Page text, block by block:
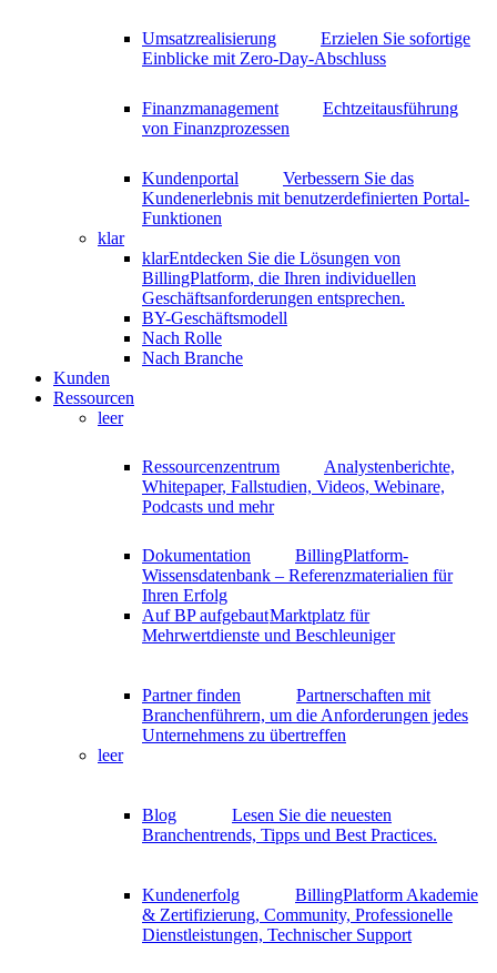
Umsatzrealisierung
Erzielen Sie sofortige
Einblicke mit Zero-Day-Abschluss
Finanzmanagement
Echtzeitausführung
von Finanzprozessen
Kundenportal
Verbessern Sie das
Kundenerlebnis mit benutzerdefinierten Portal-
Funktionen
klar
klarEntdecken Sie die Lösungen von
BillingPlatform, die Ihren individuellen
Geschäftsanforderungen entsprechen.
BY-Geschäftsmodell
Nach Rolle
Nach Branche
Kunden
Ressourcen
leer
Ressourcenzentrum
Analystenberichte,
Whitepaper, Fallstudien, Videos, Webinare,
Podcasts und mehr
Dokumentation
BillingPlatform-
Wissensdatenbank – Referenzmaterialien für
Ihren Erfolg
Auf BP aufgebautMarktplatz für
Mehrwertdienste und Beschleuniger
Partner finden
Partnerschaften mit
Branchenführern, um die Anforderungen jedes
Unternehmens zu übertreffen
leer
Blog
Lesen Sie die neuesten
Branchentrends, Tipps und Best Practices.
Kundenerfolg
BillingPlatform Akademie
& Zertifizierung, Community, Professionelle
Dienstleistungen, Technischer Support